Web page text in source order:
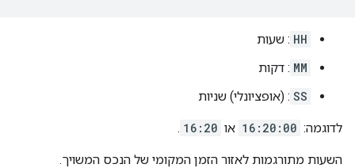
HH : שעות
MM : דקות
SS : (אופציונלי) שניות
לדוגמה: 16:20:00 או 16:20
.
השעות מתורגמות לאזור הזמן המקומי של הנכס המשויך.